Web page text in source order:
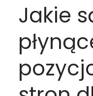
Jakie